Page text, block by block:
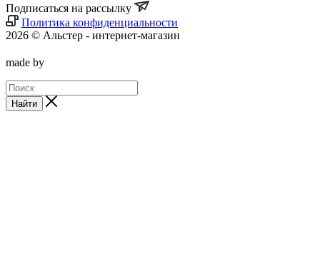
Подписаться на рассылку
Политика конфиденциальности
2026 © Альстер - интернет-магазин
made by
Найти